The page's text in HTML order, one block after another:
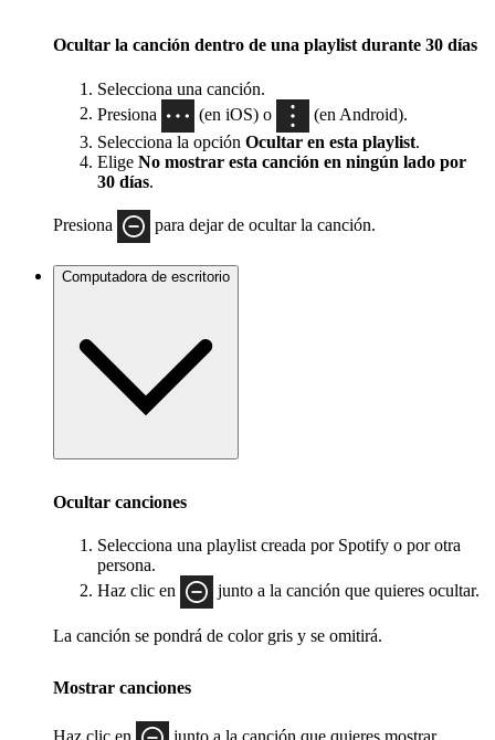
Ocultar la canción dentro de una playlist durante 30 días
Selecciona una canción.
Presiona
(en iOS) o
(en Android).
Selecciona la opción Ocultar en esta playlist.
Elige No mostrar esta canción en ningún lado por
30 días.
Presiona para dejar de ocultar la canción.
Computadora de escritorio
Ocultar canciones
Selecciona una playlist creada por Spotify o por otra
persona.
Haz clic en
junto a la canción que quieres ocultar.
La canción se pondrá de color gris y se omitirá.
Mostrar canciones